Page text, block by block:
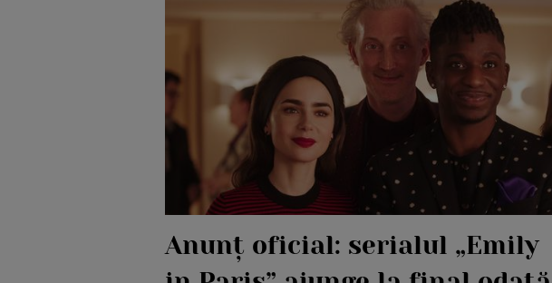
Anunț oficial: serialul „Emily